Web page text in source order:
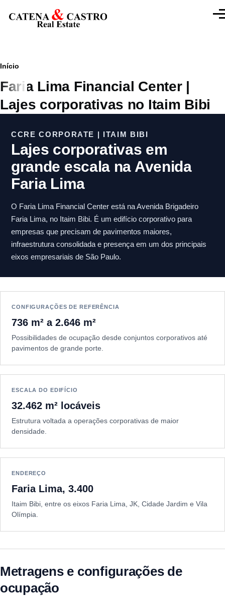
Trilha
de
navegação
Início
Faria Lima Financial Center |
Lajes corporativas no Itaim Bibi
CCRE CORPORATE | ITAIM BIBI
Lajes corporativas em
grande escala na Avenida
Faria Lima
O Faria Lima Financial Center está na Avenida Brigadeiro
Faria Lima, no Itaim Bibi. É um edifício corporativo para
empresas que precisam de pavimentos maiores,
infraestrutura consolidada e presença em um dos principais
eixos empresariais de São Paulo.
CONFIGURAÇÕES DE REFERÊNCIA
736 m² a 2.646 m²
Possibilidades de ocupação desde conjuntos corporativos até
pavimentos de grande porte.
ESCALA DO EDIFÍCIO
32.462 m² locáveis
Estrutura voltada a operações corporativas de maior
densidade.
ENDEREÇO
Faria Lima, 3.400
Itaim Bibi, entre os eixos Faria Lima, JK, Cidade Jardim e Vila
Olímpia.
Metragens e configurações de
ocupação